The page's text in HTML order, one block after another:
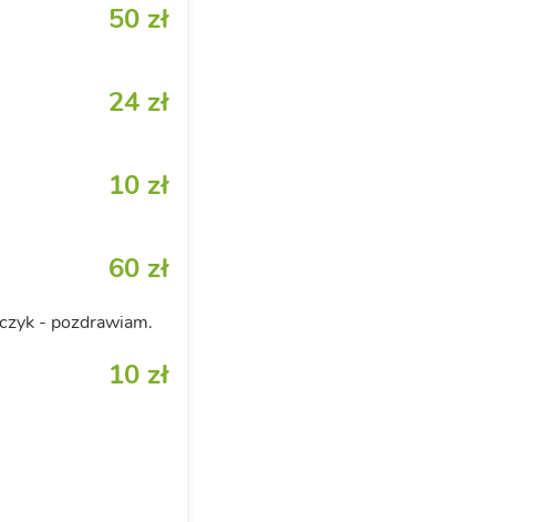
50 zł
24 zł
10 zł
60 zł
- pozdrawiam.
10 zł